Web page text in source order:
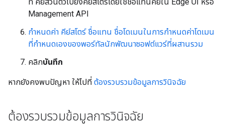
Management API
กำหนดค่า คีย์สโตร์ ชื่อแทน ชื่อโดเมนในการกำหนดค่าโดเมน
ที่กำหนดเองของพอร์ทัลนักพัฒนาซอฟต์แวร์ที่ผสานรวม
คลิกบันทึก
หากยังคงพบปัญหา ให้ไปที่ ต้องรวบรวมข้อมูลการวินิจฉัย
ต้องรวบรวมข้อมูลการวินิจฉัย